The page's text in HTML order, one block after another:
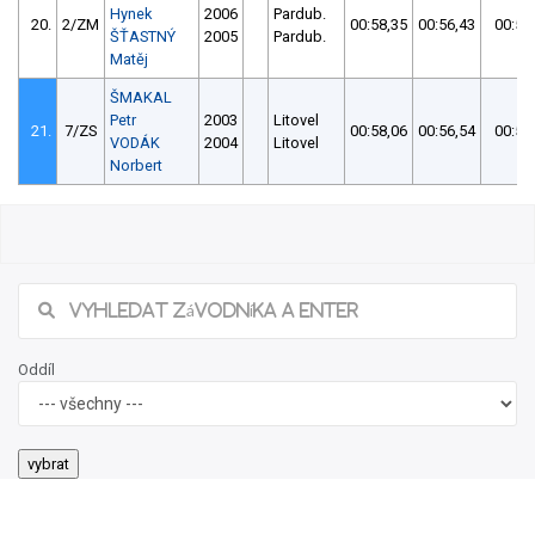
20. 2/ZM
Hynek
ŠŤASTNÝ
Matěj
2006
2005
Pardub.
Pardub.
00:58,35 00:56,43
21. 7/ZS
ŠMAKAL
Petr
VODÁK
Norbert
2003
2004
Litovel
Litovel
00:58,06 00:56,54
Oddíl